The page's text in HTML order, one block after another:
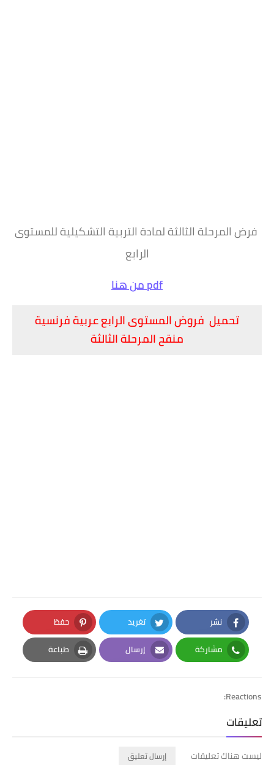
فرض المرحلة الثالثة لمادة التربية التشكيلية للمستوى
الرابع
pdf من هنا
تحميل فروض المستوى الرابع عربية فرنسية
منقح المرحلة الثالثة
نشر
Facebook
تغريد
Twitter
حفظ
Pinterest
مشاركة
Whatsapp
إرسال
Email
طباعة
Print
Reactions:
تعليقات
ليست هناك تعليقات إرسال تعليق